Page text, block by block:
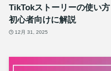
TikTokストーリーの使い
初心者向けに解説
12月 31, 2025